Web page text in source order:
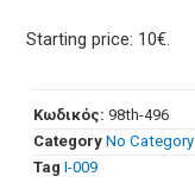
Starting price: 10€.
Κωδικός: 98th-496
Category No Category
Tag Ι-009